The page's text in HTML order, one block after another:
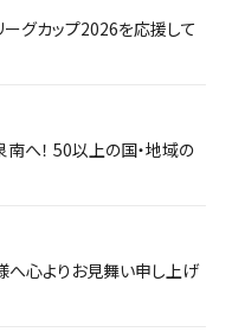
ーグカップ2026を応援して
へ！ 50以上の国・地域の
心よりお見舞い申し上げ